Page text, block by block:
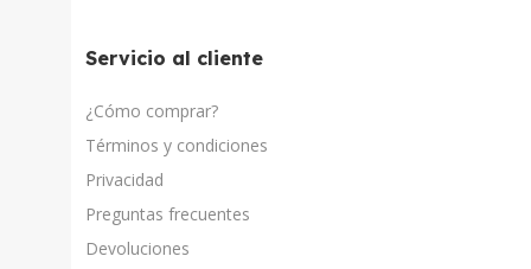
Servicio al cliente
¿Cómo comprar?
Términos y condiciones
Privacidad
Preguntas frecuentes
Devoluciones